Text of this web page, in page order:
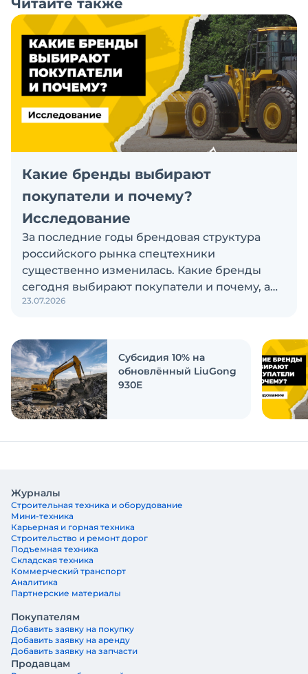
Читайте также
Какие бренды выбирают
покупатели и почему?
Исследование
За последние годы брендовая структура
российского рынка спецтехники
существенно изменилась. Какие бренды
сегодня выбирают покупатели и почему, а
также кого считают лидерами рынка?
ответить на эти вопросы
23.07.2026
Субсидия 10% на
обновлённый LiuGong
930E
Журналы
Строительная техника и оборудование
Мини-техника
Карьерная и горная техника
Строительство и ремонт дорог
Подъемная техника
Складская техника
Коммерческий транспорт
Аналитика
Партнерские материалы
Покупателям
Добавить заявку на покупку
Добавить заявку на аренду
Добавить заявку на запчасти
Продавцам